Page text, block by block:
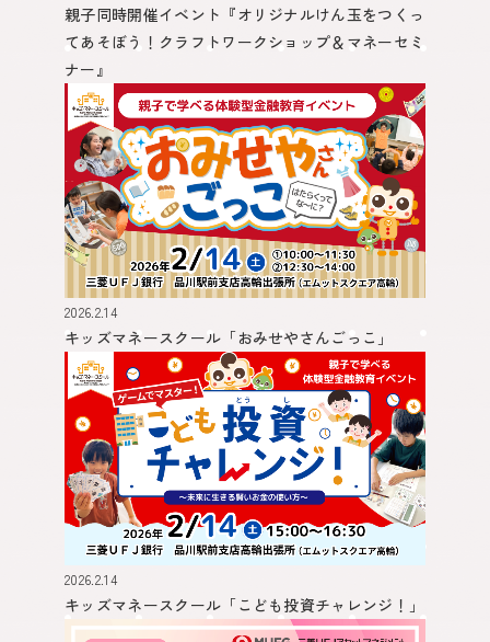
親子同時開催イベント 『オリジナルけん玉をつくっ
てあそぼう！クラフトワークショップ＆マネーセミ
ナー』
2026.2.14
キッズマネースクール 「おみせやさんごっこ」
2026.2.14
キッズマネースクール 「こども投資チャレンジ！」